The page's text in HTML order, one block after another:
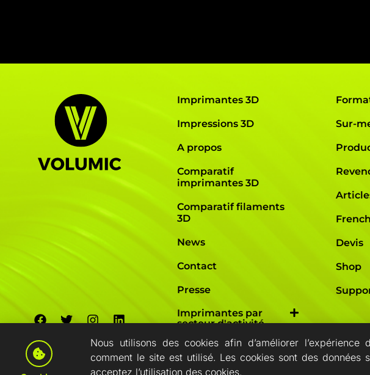
Imprimantes 3D
Impressions 3D
A propos
Comparatif
imprimantes 3D
Comparatif filaments
3D
News
Contact
Presse
Imprimantes par
secteur d'activité
Sur-
Devis
Shop
Conditions générales de vente
Nous utilisons des cookies afin d’améliorer
comment le site est utilisé. Les cookies sont des données
acceptez l’utilisation des cookies.